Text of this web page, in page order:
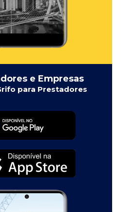
e Empresas
para Prestadores